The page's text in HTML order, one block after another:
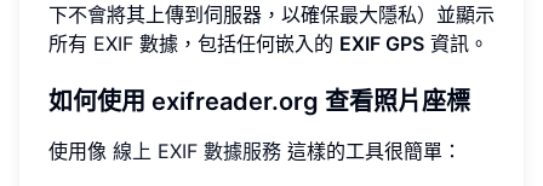
下不會將其上傳到伺服器，以確保最大隱私）並顯示
所有 EXIF 數據，包括任何嵌入的 EXIF GPS 資訊。
如何使用 exifreader.org 查看照片座標
使用像 線上 EXIF 數據服務 這樣的工具很簡單：